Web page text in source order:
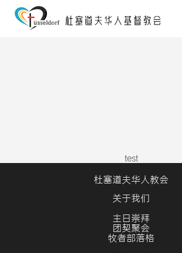
test
杜塞道夫华人教会
关于我们
主日崇拜
团契聚会
牧者部落格